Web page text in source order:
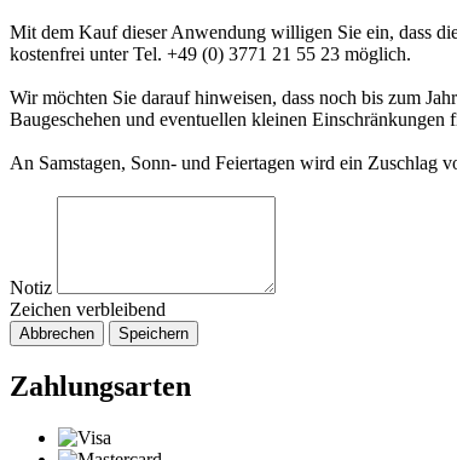
Mit dem Kauf dieser Anwendung willigen Sie ein, dass
kostenfrei unter Tel. +49 (0) 3771 21 55 23 möglich.
Wir möchten Sie darauf hinweisen, dass noch bis zum
Baugeschehen und eventuellen kleinen
An Samstagen, Sonn- und Feiertagen wird ein Zuschlag
Notiz
Zeichen verbleibend
Abbrechen Speichern
Zahlungsarten